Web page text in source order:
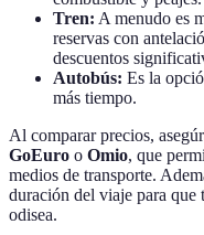
Tren: A menudo es
reservas con
descuentos
Autobús: Es la
más tiempo.
Al comparar precios,
GoEuro o Omio, que
medios de transporte.
duración del viaje para que
odisea.